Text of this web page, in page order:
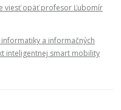
viesť opäť profesor Ľubomír
a informačných
inteligentnej smart mobility